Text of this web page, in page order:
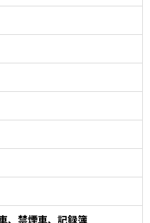
、禁煙車、記録簿